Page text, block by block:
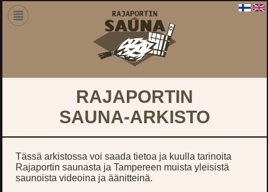
RAJAPORTIN
SAUNA-ARKISTO
Tässä arkistossa voi saada tietoa ja kuulla tarinoita
Rajaportin saunasta ja Tampereen muista yleisistä
saunoista videoina ja äänitteinä.